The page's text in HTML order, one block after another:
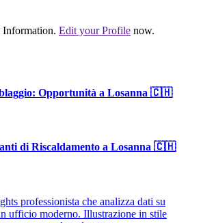
Edit your Profile now.
Opportunità a Losanna 🇨🇭
di Riscaldamento a Losanna 🇨🇭